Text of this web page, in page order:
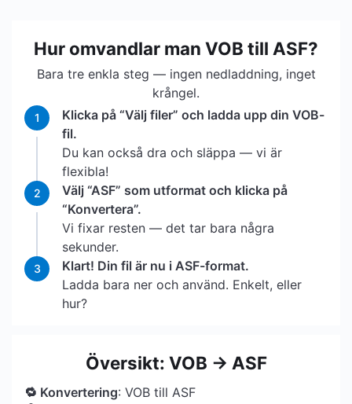
Hur omvandlar man VOB till ASF?
Bara tre enkla steg — ingen nedladdning, inget
krångel.
1
Klicka på “Välj filer” och ladda upp din VOB-
fil.
Du kan också dra och släppa — vi är
flexibla!
2
Välj “ASF” som utformat och klicka på
“Konvertera”.
Vi fixar resten — det tar bara några
sekunder.
3
Klart! Din fil är nu i ASF-format.
Ladda bara ner och använd. Enkelt, eller
hur?
Översikt: VOB → ASF
🔁 Konvertering: VOB till ASF